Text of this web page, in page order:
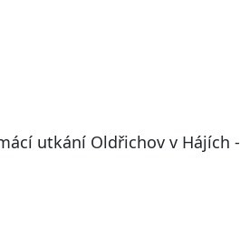
utkání Oldřichov v Hájích -